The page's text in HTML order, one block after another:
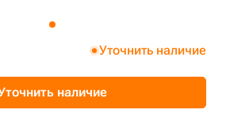
Уточнить наличие
наличие